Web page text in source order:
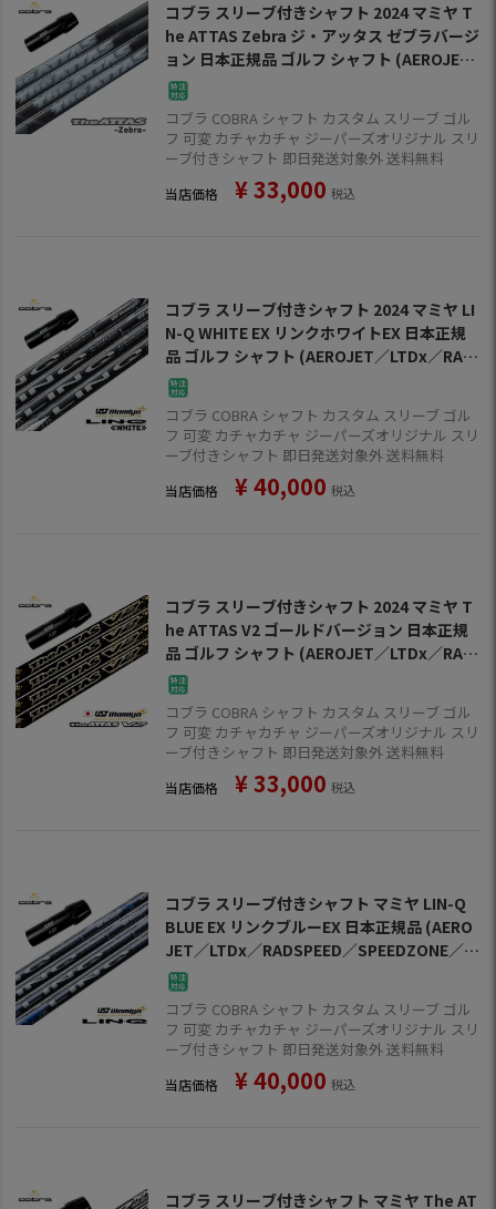
コブラ スリーブ付きシャフト 2024 マミヤ T
he ATTAS Zebra ジ・アッタス ゼブラバージ
ョン 日本正規品 ゴルフ シャフト (AEROJET
／LTDx／RADSPEED／SPEEDZONE)
コブラ COBRA シャフト カスタム スリーブ ゴル
フ 可変 カチャカチャ ジーパーズオリジナル スリ
ーブ付きシャフト 即日発送対象外 送料無料
当店価格 ¥33,000 税込
コブラ スリーブ付きシャフト 2024 マミヤ LI
N-Q WHITE EX リンクホワイトEX 日本正規
品 ゴルフ シャフト (AEROJET／LTDx／RAD
SPEED／SPEEDZONE)
コブラ COBRA シャフト カスタム スリーブ ゴル
フ 可変 カチャカチャ ジーパーズオリジナル スリ
ーブ付きシャフト 即日発送対象外 送料無料
当店価格 ¥40,000 税込
コブラ スリーブ付きシャフト 2024 マミヤ T
he ATTAS V2 ゴールドバージョン 日本正規
品 ゴルフ シャフト (AEROJET／LTDx／RAD
SPEED／SPEEDZONE／F9／F8／F7)
コブラ COBRA シャフト カスタム スリーブ ゴル
フ 可変 カチャカチャ ジーパーズオリジナル スリ
ーブ付きシャフト 即日発送対象外 送料無料
当店価格 ¥33,000 税込
コブラ スリーブ付きシャフト マミヤ LIN-Q
BLUE EX リンクブルーEX 日本正規品 (AERO
JET／LTDx／RADSPEED／SPEEDZONE／F
9／F8／F7)
コブラ COBRA シャフト カスタム スリーブ ゴル
フ 可変 カチャカチャ ジーパーズオリジナル スリ
ーブ付きシャフト 即日発送対象外 送料無料
当店価格 ¥40,000 税込
コブラ スリーブ付きシャフト マミヤ The AT